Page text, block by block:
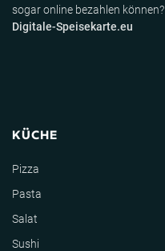
sogar online bezahlen können?
Digitale-Speisekarte.eu
KÜCHE
Pizza
Pasta
Salat
Sushi